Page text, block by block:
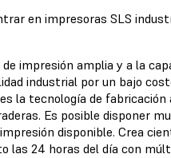
en impresoras SLS
impresión amplia y a la
industrial por un bajo
la tecnología de
Es posible disponer
disponible. Crea
las 24 horas del día con